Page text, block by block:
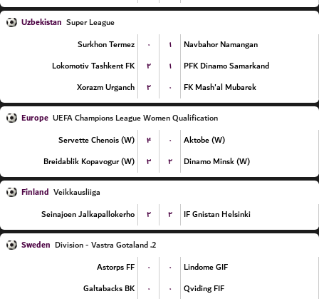
Uzbekistan Super League
Surkhon Termez
۰ ۱
Navbahor Namangan
Lokomotiv Tashkent FK
۲ ۱
PFK Dinamo Samarkand
Xorazm Urganch
۲ ۰ FK Mash'al Mubarek
Europe UEFA Champions League Women Qualification
Servette Chenois (W)
۴ ۰
Aktobe (W)
Breidablik Kopavogur (W)
۳ ۲ Dinamo Minsk (W)
Finland Veikkausliiga
Seinajoen Jalkapallokerho
۲ ۲ IF Gnistan Helsinki
Sweden
2. Division - Vastra Gotaland
Astorps FF
۰ ۰
Lindome GIF
Galtabacks BK
۰ ۰ Qviding FIF